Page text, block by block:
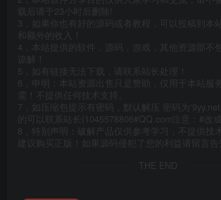
载后请于23小时后删除!
3，如果你也有好的源码或者教程，可以投稿到本
和额外的收入！
4，本站提供的软件，源码，游戏，其他资源部不
谅解！
5，如有链接无法下载，请联系站长处理！
6，申明：本站资源出售只是赞助，仅用于本站服
需！不提供任何技术支持。
7，如压缩包提示有密码，默认解压 密码为
的可以联系站长(1045578806#QQ.com注意：#改成
8，特别声明：破解产品仅供参考学习，不提供技
建议购买正版！如果源码侵犯了您的利益请留言告
THE END